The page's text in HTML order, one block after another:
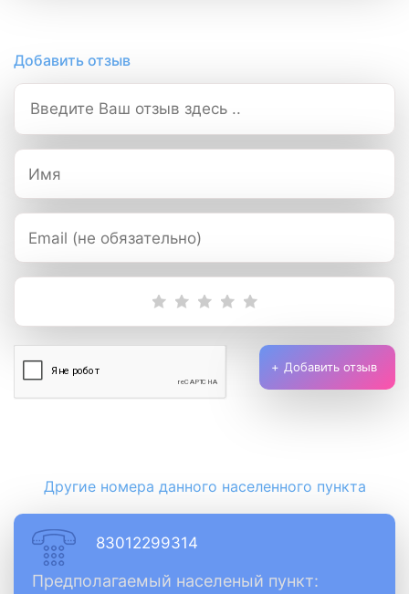
Добавить отзыв
Добавить отзыв
Другие номера данного населенного пункта
83012299314
Предполагаемый населеный пункт: